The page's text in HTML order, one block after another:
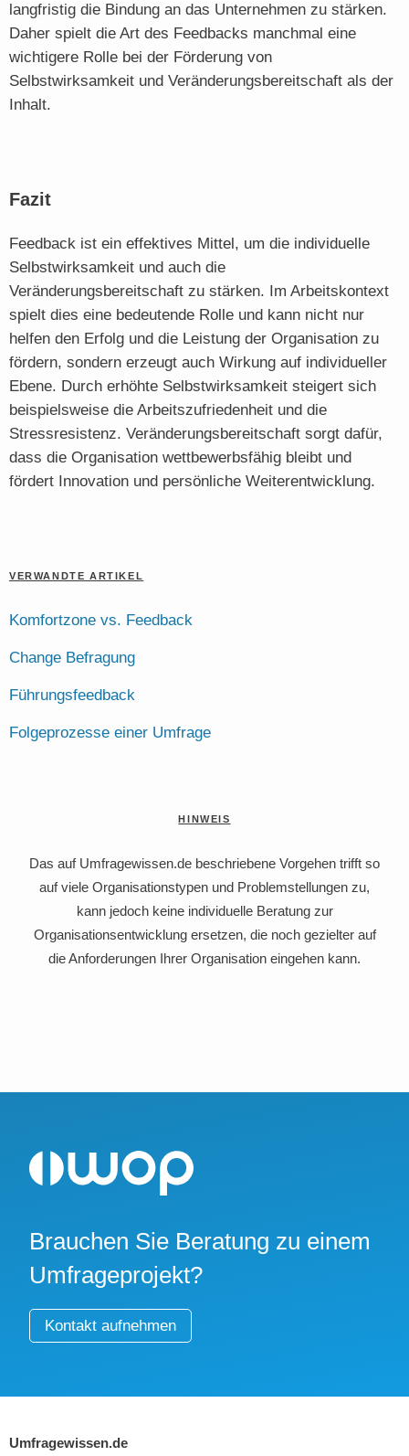
langfristig die Bindung an das Unternehmen zu stärken.
Daher spielt die Art des Feedbacks manchmal eine
wichtigere Rolle bei der Förderung von
Selbstwirksamkeit und Veränderungsbereitschaft als der
Inhalt.
Fazit
Feedback ist ein effektives Mittel, um die individuelle
Selbstwirksamkeit und auch die
Veränderungsbereitschaft zu stärken. Im Arbeitskontext
spielt dies eine bedeutende Rolle und kann nicht nur
helfen den Erfolg und die Leistung der Organisation zu
fördern, sondern erzeugt auch Wirkung auf individueller
Ebene. Durch erhöhte Selbstwirksamkeit steigert sich
beispielsweise die Arbeitszufriedenheit und die
Stressresistenz. Veränderungsbereitschaft sorgt dafür,
dass die Organisation wettbewerbsfähig bleibt und
fördert Innovation und persönliche Weiterentwicklung.
VERWANDTE ARTIKEL
Komfortzone vs. Feedback
Change Befragung
Führungsfeedback
Folgeprozesse einer Umfrage
HINWEIS
Das auf Umfragewissen.de beschriebene Vorgehen trifft so
auf viele Organisationstypen und Problemstellungen zu,
kann jedoch keine individuelle Beratung zur
Organisationsentwicklung ersetzen, die noch gezielter auf
die Anforderungen Ihrer Organisation eingehen kann.
Brauchen Sie Beratung zu einem
Umfrageprojekt?
Kontakt aufnehmen
Umfragewissen.de